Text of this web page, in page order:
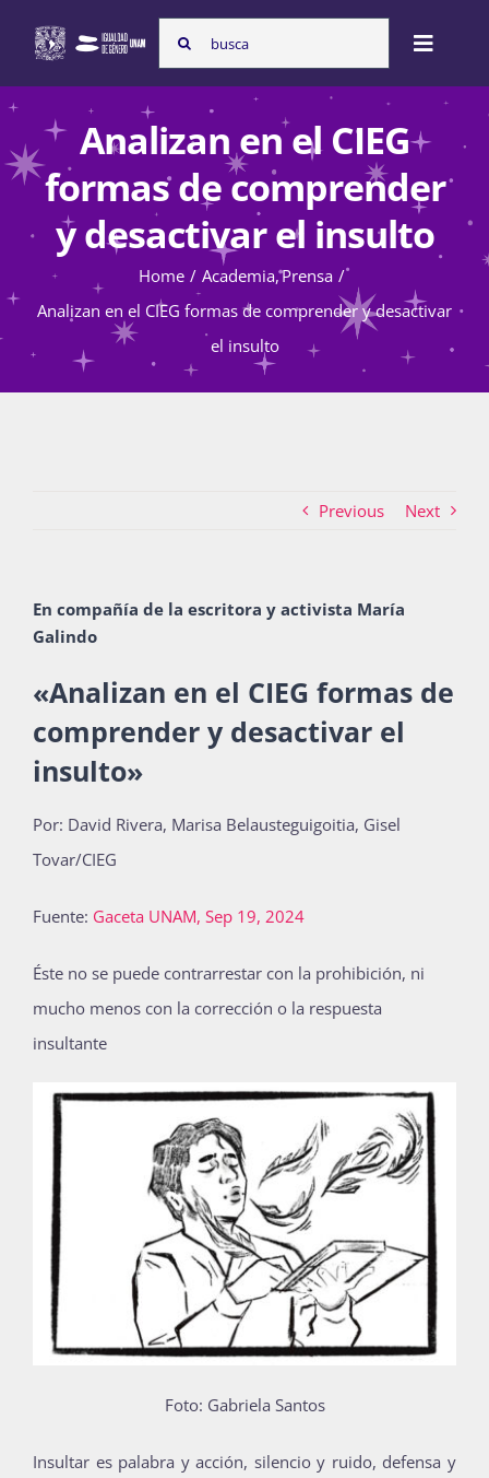
content
Search
for:
Toggle
Inicio
Nosotras
Programas
Atención de la violencia de género
Blog
Recursos
Súmate
Publicaciones
Bienvenida generación 2027-1
Analizan en el CIEG
formas de comprender
y desactivar el insulto
Home Academia Prensa
Analizan en el CIEG formas de comprender y desactivar
el insulto
Previous Next
En compañía de la escritora y activista María
Galindo
«Analizan en el CIEG formas de
comprender y desactivar el
insulto»
Por: David Rivera, Marisa Belausteguigoitia, Gisel
Tovar/CIEG
Fuente: Gaceta UNAM, Sep 19, 2024
Éste no se puede contrarrestar con la prohibición, ni
mucho menos con la corrección o la respuesta
insultante
Foto: Gabriela Santos
Insultar es palabra y acción, silencio y ruido, defensa y